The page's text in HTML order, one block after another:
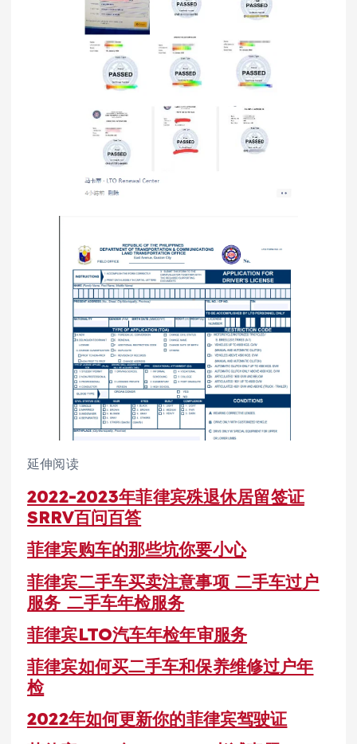
延伸阅读
2022-2023年菲律宾殊退休居留签证
SRRV百问百答
菲律宾购车的那些坑你要小心
菲律宾二手车买卖注意事项 二手车过户
服务 二手车年检服务
菲律宾LTO汽车年检年审服务
菲律宾如何买二手车和保养维修过户年
检
2022年如何更新你的菲律宾驾驶证